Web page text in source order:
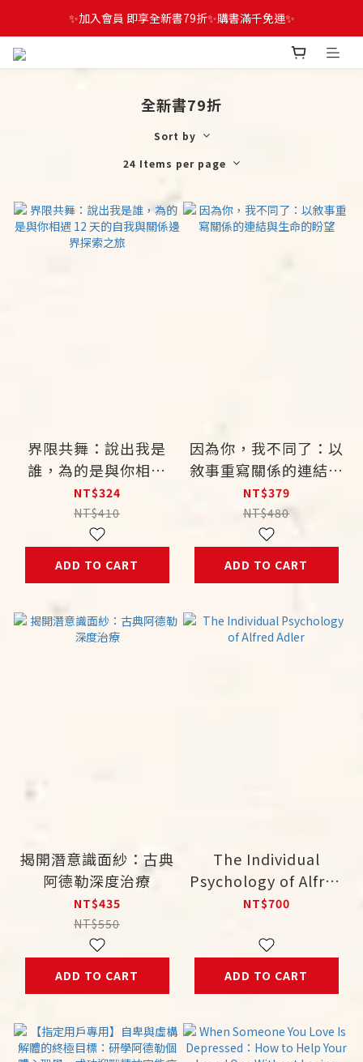
✨加入會員 即享全新書79折✨購書滿千免運✨
全新書79折
Sort by
24 Items per page
界限共舞：說出我是
誰，為的是與你相遇
12 天的自我與關係邊
界探索之旅
NT$324
NT$410
ADD TO CART
因為你，我不同了：以
敘事重寫關係的連結與
生命的盼望
NT$379
NT$480
ADD TO CART
揭開潛意識面紗：古典
阿德勒深度治療
NT$435
NT$550
ADD TO CART
The Individual
Psychology of Alfred
Adler
NT$700
ADD TO CART